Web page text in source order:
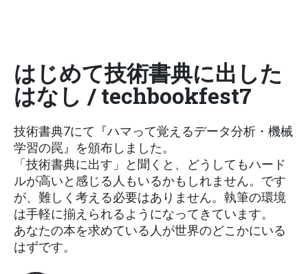
はじめて技術書典に出した
はなし / techbookfest7
技術書典7にて『ハマって覚えるデータ分析・機械
学習の罠』を頒布しました。
「技術書典に出す」と聞くと、どうしてもハード
ルが高いと感じる人もいるかもしれません。です
が、難しく考える必要はありません。執筆の環境
は手軽に揃えられるようになってきています。
あなたの本を求めている人が世界のどこかにいる
はずです。